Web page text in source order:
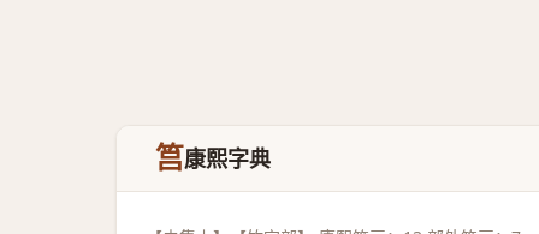
筥康熙字典